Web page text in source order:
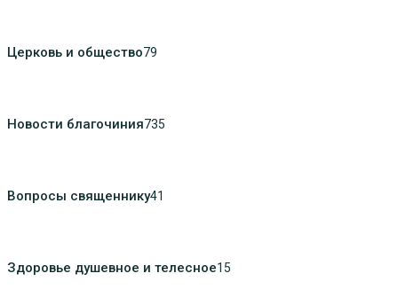
Церковь и общество79
Новости благочиния735
Вопросы священнику41
Здоровье душевное и телесное15